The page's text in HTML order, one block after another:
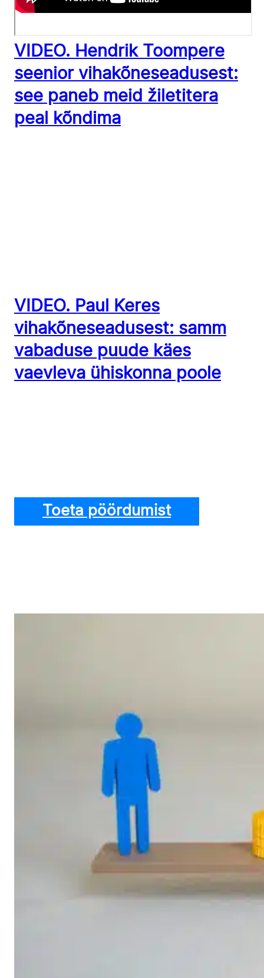
VIDEO. Hendrik Toompere
seenior vihakõneseadusest:
see paneb meid žiletitera
peal kõndima
VIDEO. Paul Keres
vihakõneseadusest: samm
vabaduse puude käes
vaevleva ühiskonna poole
Toeta pöördumist